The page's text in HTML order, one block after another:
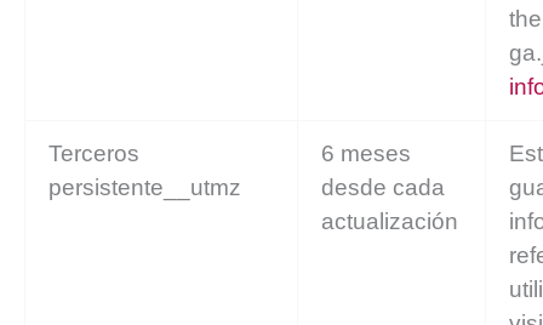
Terceros
persistente__utmz
6 meses
desde cada
actualización